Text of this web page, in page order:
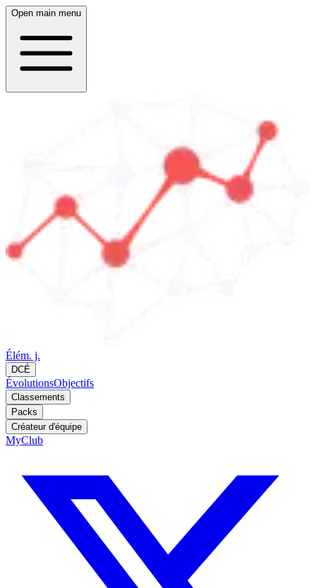
Open main menu
Élém. j.
DCÉ
ÉvolutionsObjectifs
Classements
Packs
Créateur d'équipe
MyClub